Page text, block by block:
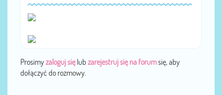
Prosimyzaloguj sięlub zarejestruj się na forumsię, aby
dołączyć do rozmowy.